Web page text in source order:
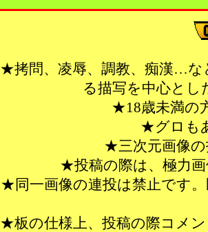
★拷問、凌辱、調教、痴漢…な
る描写を中心とし
★18歳未満の
★グロも
★三次元画像
★投稿の際は、極力
★同一画像の連投は禁止です
★板の仕様上、投稿の際コメ